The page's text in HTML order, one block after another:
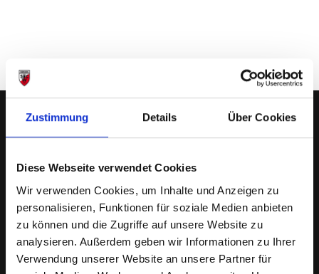
Zustimmung Details Über Cookies
Diese Webseite verwendet Cookies
Wir verwenden Cookies, um Inhalte und Anzeigen zu
personalisieren, Funktionen für soziale Medien anbieten
zu können und die Zugriffe auf unsere Website zu
analysieren. Außerdem geben wir Informationen zu Ihrer
Verwendung unserer Website an unsere Partner für
SWC REGENSBURG
93049 Regensburg
Telefon siehe
Vorstand & Ausschuss